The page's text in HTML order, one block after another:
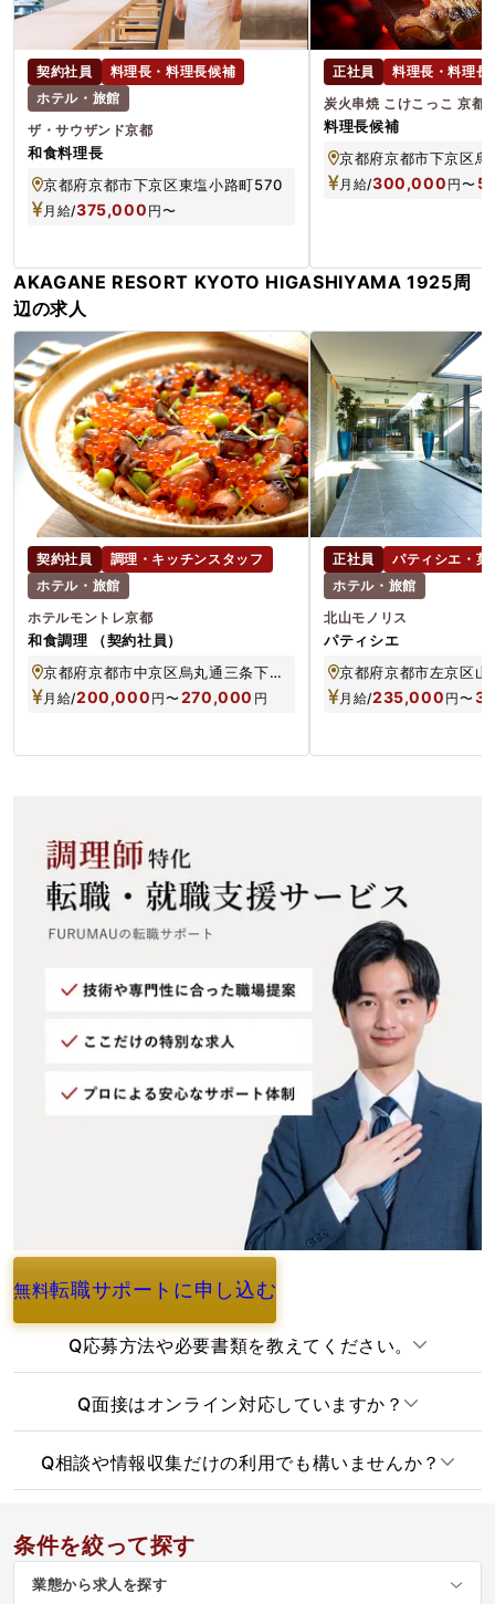
契約社員
料理長・料理長候補
ホテル・旅館
ザ・サウザンド京都
和食料理長
京都府京都市下京区東塩小路町570
月給/375,000 円〜
正社員
料理長・料理長
炭火串焼 こけこっこ 京都
料理長候補
月給/300,000 円〜
AKAGANE RESORT KYOTO HIGASHIYAMA 1925周
辺の求人
契約社員
調理・キッチンスタッフ
ホテル・旅館
ホテルモントレ京都
和食調理 （契約社員）
京都府京都市中京区烏丸通三条下ル饅頭屋町604
月給/200,000 円〜270,000 円
正社員
パティシエ・菓
ホテル・旅館
北山モノリス
パティシエ
京都府京都市左京区
月給/235,000 円〜
無料転職サポートに申し込む
よくあるご質問
Q応募方法や必要書類を教えてください。
Q面接はオンライン対応していますか？
Q相談や情報収集だけの利用でも構いませんか？
条件を絞って探す
業態から求人を探す